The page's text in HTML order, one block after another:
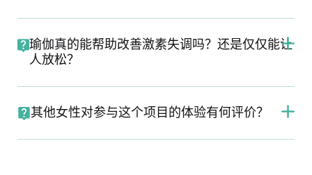
瑜伽真的能帮助改善激素失调吗？还是仅仅能让
人放松？
其他女性对参与这个项目的体验有何评价？